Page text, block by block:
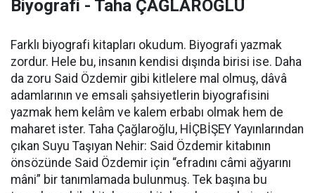
Biyografi - Taha ÇAĞLAROĞLU
Farklı biyografi kitapları okudum. Biyografi yazmak
zordur. Hele bu, insanın kendisi dışında birisi ise. Daha
da zoru Said Özdemir gibi kitlelere mal olmuş, dâvâ
adamlarının ve emsali şahsiyetlerin biyografisini
yazmak hem kelâm ve kalem erbabı olmak hem de
maharet ister. Taha Çağlaroğlu, HİÇBİŞEY Yayınlarından
çıkan Suyu Taşıyan Nehir: Said Özdemir kitabının
önsözünde Said Özdemir için “efradını câmi ağyarını
mâni” bir tanımlamada bulunmuş. Tek başına bu